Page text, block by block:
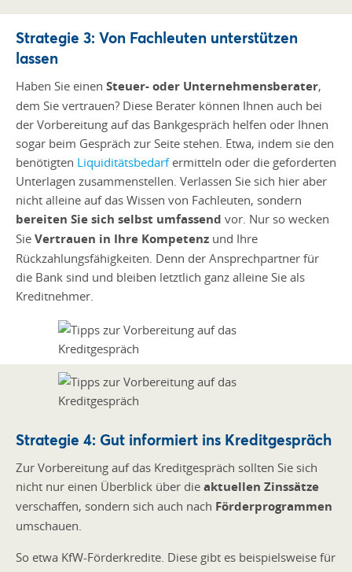
Strategie 3: Von Fachleuten unterstützen
lassen
Haben Sie einen Steuer- oder Unternehmensberater,
dem Sie vertrauen? Diese Berater können Ihnen auch bei
der Vorbereitung auf das Bankgespräch helfen oder Ihnen
sogar beim Gespräch zur Seite stehen. Etwa, indem sie den
benötigten Liquiditätsbedarfermitteln oder die geforderten
Unterlagen zusammenstellen. Verlassen Sie sich hier aber
nicht alleine auf das Wissen von Fachleuten, sondern
bereiten Sie sich selbst umfassend vor. Nur so wecken
Sie Vertrauen in Ihre Kompetenz und Ihre
Rückzahlungsfähigkeiten. Denn der Ansprechpartner für
die Bank sind und bleiben letztlich ganz alleine Sie als
Kreditnehmer.
Strategie 4: Gut informiert ins Kreditgespräch
Zur Vorbereitung auf das Kreditgespräch sollten Sie sich
nicht nur einen Überblick über die aktuellen Zinssätze
verschaffen, sondern sich auch nach Förderprogrammen
umschauen.
So etwa KfW-Förderkredite. Diese gibt es beispielsweise für